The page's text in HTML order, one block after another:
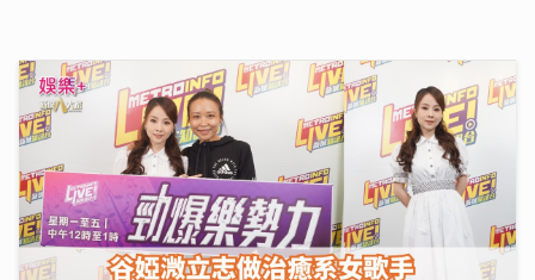
《勁爆樂勢力》｜谷婭溦立志做治癒系女歌手 兩晚關燈
躲進浴缸為新歌填詞
22/07/2026